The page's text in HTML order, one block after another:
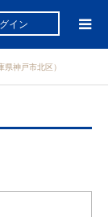
イン
県神戸市北区）